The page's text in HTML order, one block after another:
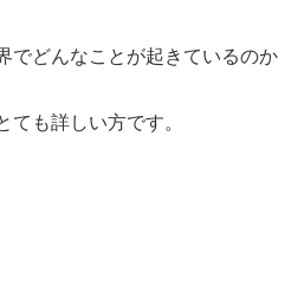
でどんなことが起きているのか
ても詳しい方です。